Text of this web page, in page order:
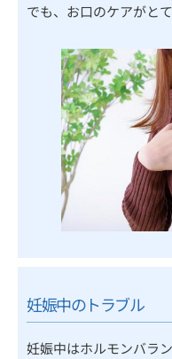
でも、お口のケアがとて
妊娠中のトラブル
妊娠中はホルモンバラ